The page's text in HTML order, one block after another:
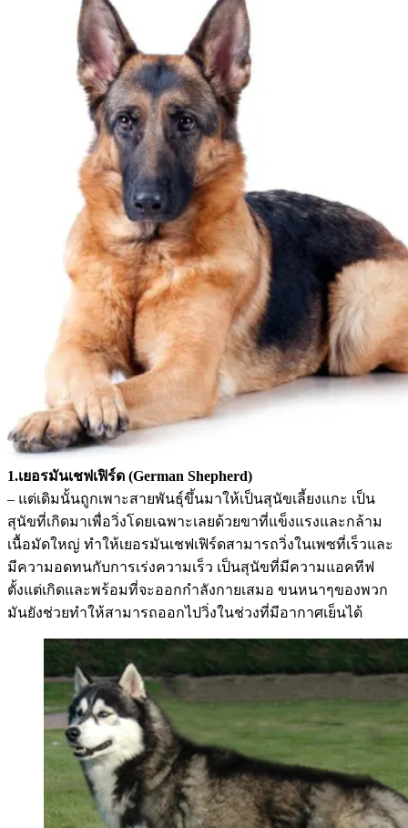
1.เยอรมันเชฟเฟิร์ด (German Shepherd)
– แต่เดิมนั้นถูกเพาะสายพันธุ์ขึ้นมาให้เป็นสุนัขเลี้ยงแกะ เป็น
สุนัขที่เกิดมาเพื่อวิ่งโดยเฉพาะเลยด้วยขาที่แข็งแรงและกล้าม
เนื้อมัดใหญ่ ทำให้เยอรมันเชฟเฟิร์ดสามารถวิ่งในเพซที่เร็วและ
มีความอดทนกับการเร่งความเร็ว เป็นสุนัขที่มีความแอคทีฟ
ตั้งแต่เกิดและพร้อมที่จะออกกำลังกายเสมอ ขนหนาๆของพวก
มันยังช่วยทำให้สามารถออกไปวิ่งในช่วงที่มีอากาศเย็นได้